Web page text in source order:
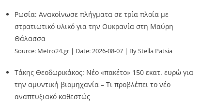
Ρωσία: Ανακοίνωσε πλήγματα σε τρία πλοία με
στρατιωτικό υλικό για την Ουκρανία στη Μαύρη
Θάλασσα
Source: Metro24.gr Date: 2026-08-07 By Stella Patsia
Τάκης Θεοδωρικάκος: Νέο «πακέτο» 150 εκατ. ευρώ για
την αμυντική βιομηχανία – Τι προβλέπει το νέο
αναπτυξιακό καθεστώς